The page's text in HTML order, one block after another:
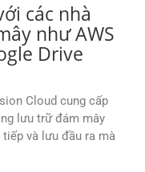
các nhà
như AWS
Drive
Cloud cung cấp
lưu trữ đám mây
và lưu đầu ra mà